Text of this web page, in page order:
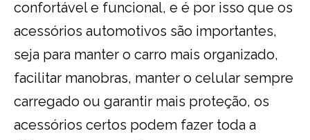
confortável e funcional, e é por isso que os
acessórios automotivos são importantes,
seja para manter o carro mais organizado,
facilitar manobras, manter o celular sempre
carregado ou garantir mais proteção, os
acessórios certos podem fazer toda a